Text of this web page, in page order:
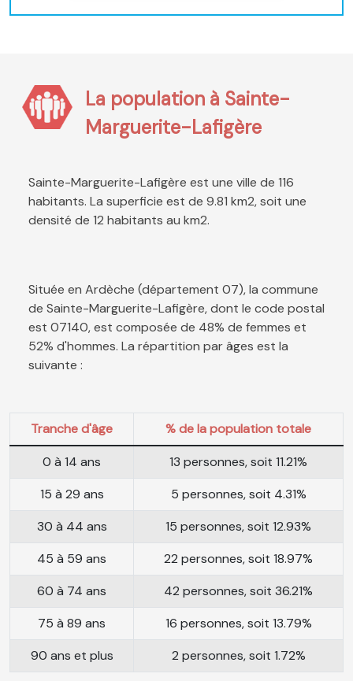
La population à Sainte-
Marguerite-Lafigère
Sainte-Marguerite-Lafigère est une ville de 116
habitants. La superficie est de 9.81 km2, soit une
densité de 12 habitants au km2.
Située en Ardèche (département 07), la commune
de Sainte-Marguerite-Lafigère, dont le code postal
est 07140, est composée de 48% de femmes et
52% d'hommes. La répartition par âges est la
suivante :
Tranche d'âge
% de la population totale
0 à 14 ans
13 personnes, soit 11.21%
15 à 29 ans
5 personnes, soit 4.31%
30 à 44 ans
15 personnes, soit 12.93%
45 à 59 ans
22 personnes, soit 18.97%
60 à 74 ans
42 personnes, soit 36.21%
75 à 89 ans
16 personnes, soit 13.79%
90 ans et plus
2 personnes, soit 1.72%